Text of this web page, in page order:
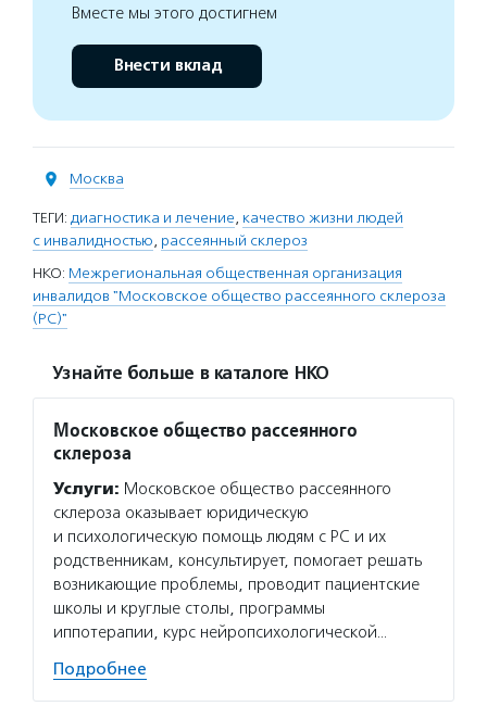
Вместе мы этого достигнем
Внести вклад
Москва
ТЕГИ: диагностика и лечение, качество жизни людей
с инвалидностью, рассеянный склероз
НКО: Межрегиональная общественная организация
инвалидов "Московское общество рассеянного склероза
(РС)"
Узнайте больше в каталоге НКО
Московское общество рассеянного
склероза
Услуги: Московское общество рассеянного
склероза оказывает юридическую
и психологическую помощь людям с РС и их
родственникам, консультирует, помогает решать
возникающие проблемы, проводит пациентские
школы и круглые столы, программы
иппотерапии, курс нейропсихологической…
Подробнее